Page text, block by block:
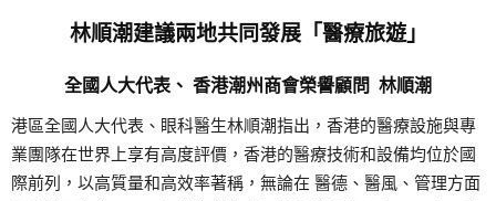
林順潮建議兩地共同發展「醫療旅遊」
全國人大代表、 香港潮州商會榮譽顧問 林順潮
港區全國人大代表、眼科醫生林順潮指出，香港的醫療設施與專
業團隊在世界上享有高度評價，香港的醫療技術和設備均位於國
際前列，以高質量和高效率著稱，無論在 醫德、醫風、管理方面